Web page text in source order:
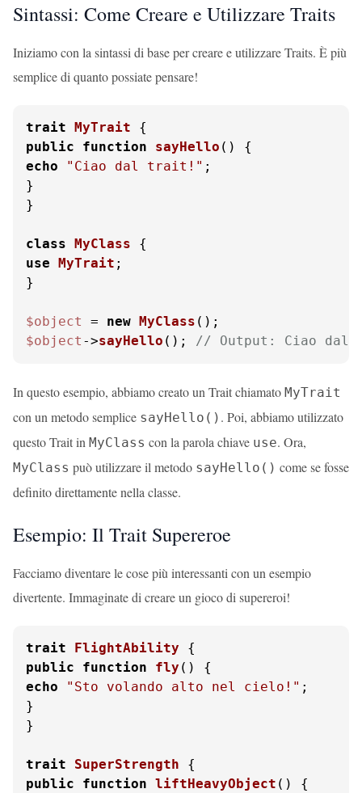
Sintassi: Come Creare e Utilizzare Traits
Iniziamo con la sintassi di base per creare e utilizzare Traits. È più
semplice di quanto possiate pensare!
trait MyTrait
public
function sayHello ( )
echo
"Ciao dal trait!" ;
}
}
class MyClass
use MyTrait ;
}
$object = new MyClass
$object ->sayHello (); // Output: Ciao
In questo esempio, abbiamo creato un Trait chiamato MyTrait
con un metodo semplice sayHello() . Poi, abbiamo utilizzato
questo Trait in MyClass con la parola chiave use. Ora,
MyClass può utilizzare il metodo sayHello() come se fosse
definito direttamente nella classe.
Esempio: Il Trait Supereroe
Facciamo diventare le cose più interessanti con un esempio
divertente. Immaginate di creare un gioco di supereroi!
trait FlightAbility
public
function fly ( )
echo
"Sto volando alto nel cielo!" ;
}
}
trait SuperStrength
public
function liftHeavyObject ( )